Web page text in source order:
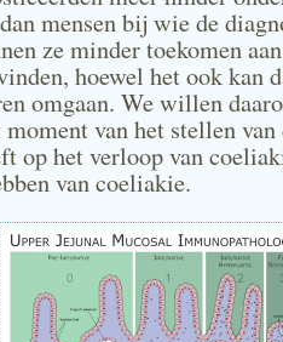
mensen bij wie de
ze minder toekomen
hoewel het ook kan
omgaan. We willen
van het stellen van
op het verloop van
van coeliakie.